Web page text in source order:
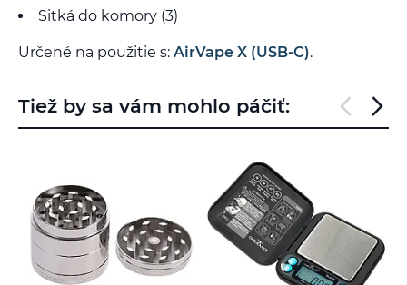
Sitká do komory (3)
Určené na použitie s: AirVape X (USB-C).
Tiež by sa vám mohlo páčiť: